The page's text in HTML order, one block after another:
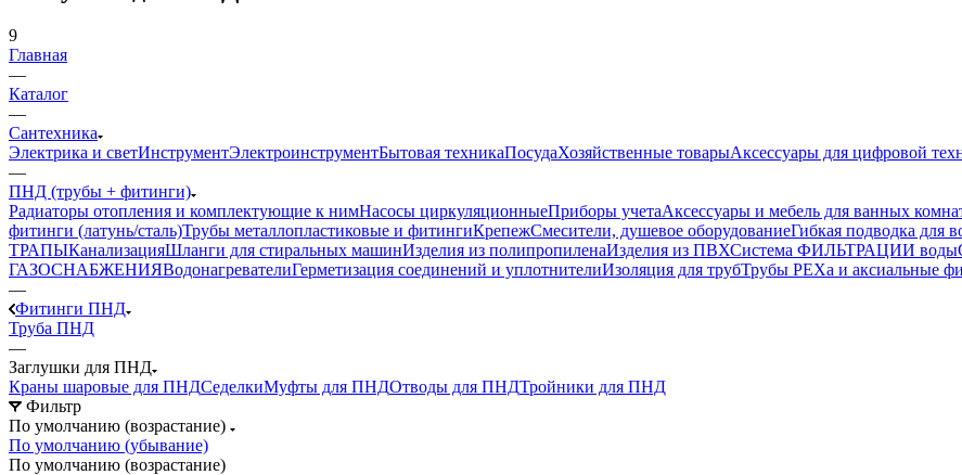
9
Главная
—
Каталог
—
Сантехника
Электрика и светИнструментЭлектроинструментБытовая техникаПосудаХозяйственные товарыАксессуары для цифровой
—
ПНД (трубы + фитинги)
Радиаторы отопления и комплектующие к нимНасосы циркуляционныеПриборы учетаАксессуары и мебель для ванных
фитинги (латунь/сталь)Трубы металлопластиковые и фитингиКрепежСмесители, душевое оборудованиеГибкая подводка для
ТРАПЫКанализацияШланги для стиральных машинИзделия из полипропиленаИзделия из ПВХСистема ФИЛЬТРАЦИИ воды
ГАЗОСНАБЖЕНИЯВодонагревателиГерметизация соединений и уплотнителиИзоляция для трубТрубы PEXa и аксиальные
—
Фитинги ПНД
Труба ПНД
—
Заглушки для ПНД
Краны шаровые для ПНДСеделкиМуфты для ПНДОтводы для ПНДТройники для ПНД
Фильтр
По умолчанию (возрастание)
По умолчанию (убывание)
По умолчанию (возрастание)